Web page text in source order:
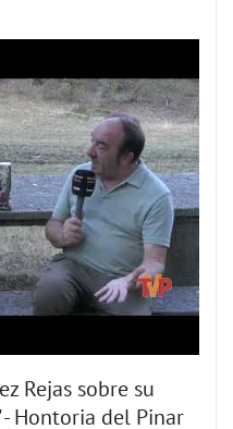
Rejas sobre su
Hontoria del Pinar